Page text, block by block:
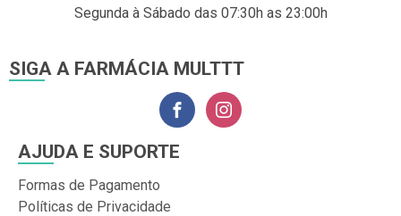
Segunda à Sábado das 07:30h as 23:00h
SIGA A FARMÁCIA MULTTT
AJUDA E SUPORTE
Formas de Pagamento
Políticas de Privacidade